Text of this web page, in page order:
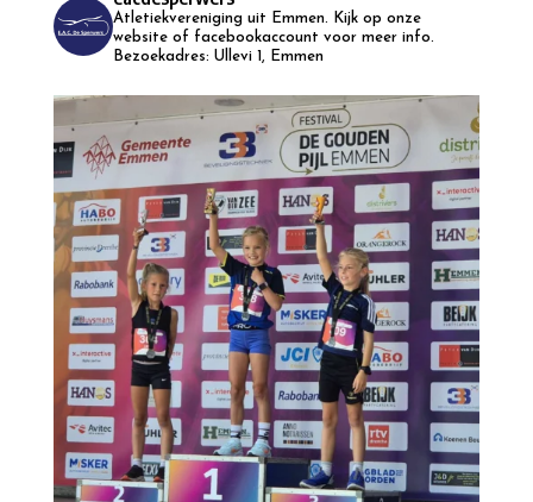
Atletiekvereniging uit Emmen.
Kijk op onze
website of facebookaccount voor meer info.
Bezoekadres: Ullevi 1, Emmen